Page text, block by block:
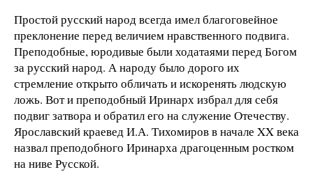
Простой русский народ всегда имел благоговейное
преклонение перед величием нравственного подвига.
Преподобные, юродивые были ходатаями перед Богом
за русский народ. А народу было дорого их
стремление открыто обличать и искоренять людскую
ложь. Вот и преподобный Иринарх избрал для себя
подвиг затвора и обратил его на служение Отечеству.
Ярославский краевед И.А. Тихомиров в начале XX века
назвал преподобного Иринарха драгоценным ростком
на ниве Русской.